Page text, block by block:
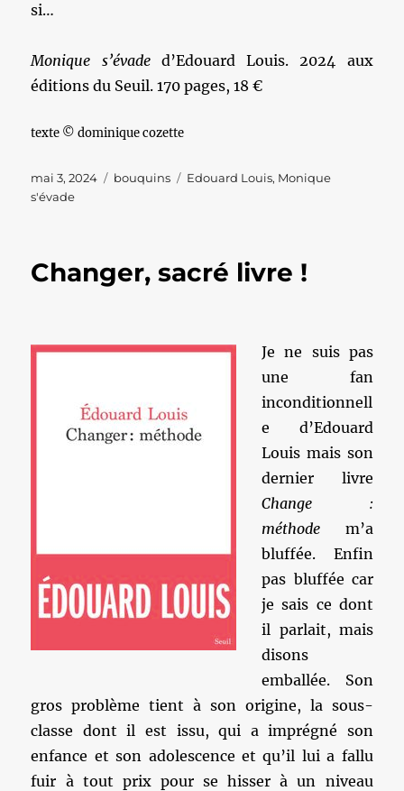
si…
Monique s’évaded’Edouard Louis. 2024 aux
éditions du Seuil. 170 pages, 18 €
texte © dominique cozette
Publié
le
mai 3, 2024 Catégories
bouquins Étiquettes
Edouard Louis, Monique
s'évade
Changer, sacré livre !
Je ne suis pas
une fan
inconditionnell
e d’Edouard
Louis mais son
dernier livre
Change :
méthode m’a
bluffée. Enfin
pas bluffée car
je sais ce dont
il parlait, mais
disons
emballée. Son
gros problème tient à son origine, la sous-
classe dont il est issu, qui a imprégné son
enfance et son adolescence et qu’il lui a fallu
fuir à tout prix pour se hisser à un niveau